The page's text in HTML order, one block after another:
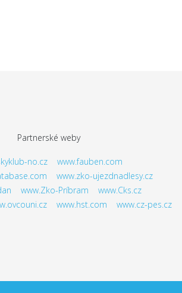
Partnerské weby
no.cz
www.fauben.com
www.zko-ujezdnadlesy.cz
www.Zko-Príbram
www.Cks.cz
www.hst.com www.cz-pes.cz